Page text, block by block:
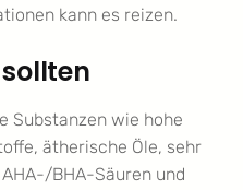
kann es reizen.
Substanzen wie hohe
ätherische Öle, sehr
BHA-Säuren und